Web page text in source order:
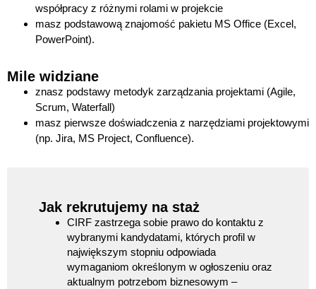
współpracy z różnymi rolami w projekcie
masz podstawową znajomość pakietu MS Office (Excel,
PowerPoint).
Mile widziane
znasz podstawy metodyk zarządzania projektami (Agile,
Scrum, Waterfall)
masz pierwsze doświadczenia z narzędziami projektowymi
(np. Jira, MS Project, Confluence).
Jak rekrutujemy na staż
CIRF zastrzega sobie prawo do kontaktu z
wybranymi kandydatami, których profil w
największym stopniu odpowiada
wymaganiom określonym w ogłoszeniu oraz
aktualnym potrzebom biznesowym –